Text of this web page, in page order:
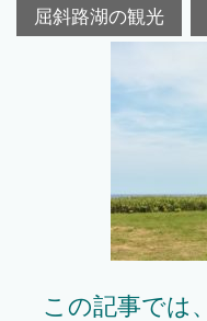
屈斜路湖の観光
この記事では